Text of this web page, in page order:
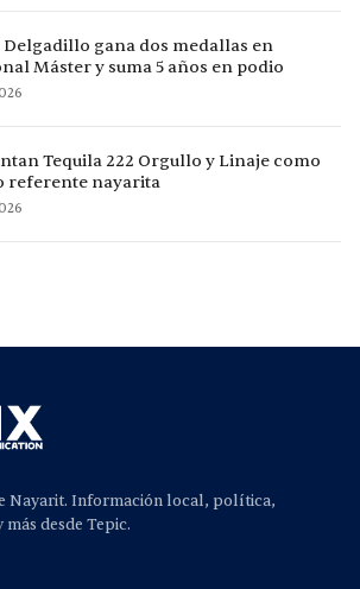
Delgadillo gana dos medallas en
Máster y suma 5 años en podio
Tequila 222 Orgullo y Linaje como
referente nayarita
Nayarit. Información local, política,
desde Tepic.